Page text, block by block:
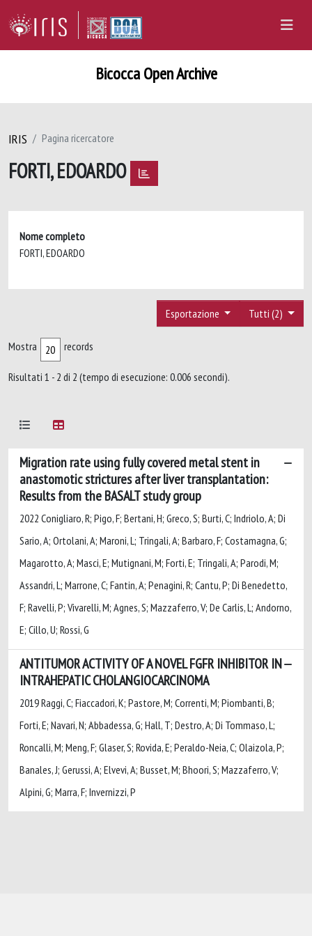
Bicocca Open Archive
IRIS Pagina ricercatore
FORTI, EDOARDO
Nome completo
FORTI, EDOARDO
Tutti (2)
Esportazione
Mostra records
Risultati 1 - 2 di 2 (tempo di esecuzione: 0.006 secondi).
Migration rate using fully covered metal stent in
anastomotic strictures after liver transplantation:
Results from the BASALT study group
2022 Conigliaro, R; Pigo, F; Bertani, H; Greco, S; Burti, C; Indriolo, A; Di
Sario, A; Ortolani, A; Maroni, L; Tringali, A; Barbaro, F; Costamagna, G;
Magarotto, A; Masci, E; Mutignani, M; Forti, E; Tringali, A; Parodi, M;
Assandri, L; Marrone, C; Fantin, A; Penagini, R; Cantu, P; Di Benedetto,
F; Ravelli, P; Vivarelli, M; Agnes, S; Mazzaferro, V; De Carlis, L; Andorno,
E; Cillo, U; Rossi, G
ANTITUMOR ACTIVITY OF A NOVEL FGFR INHIBITOR IN
INTRAHEPATIC CHOLANGIOCARCINOMA
2019 Raggi, C; Fiaccadori, K; Pastore, M; Correnti, M; Piombanti, B;
Forti, E; Navari, N; Abbadessa, G; Hall, T; Destro, A; Di Tommaso, L;
Roncalli, M; Meng, F; Glaser, S; Rovida, E; Peraldo-Neia, C; Olaizola, P;
Banales, J; Gerussi, A; Elvevi, A; Busset, M; Bhoori, S; Mazzaferro, V;
Alpini, G; Marra, F; Invernizzi, P